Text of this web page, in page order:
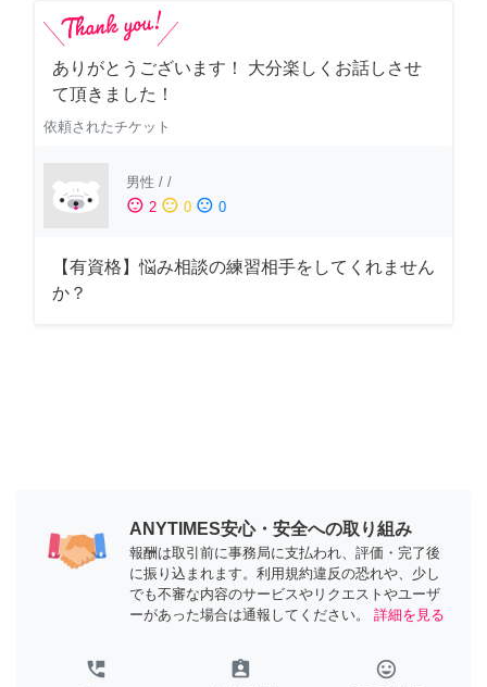
ありがとうございます！ 大分楽しくお話しさせ
て頂きました！
依頼されたチケット
男性 / /
sentiment_satisfied 2 sentiment_neutral 0 sentiment_dissatisfied 0
【有資格】悩み相談の練習相手をしてくれません
か？
ANYTIMES安心・安全への取り組み
報酬は取引前に事務局に支払われ、評価・完了後
に振り込まれます。利用規約違反の恐れや、少し
でも不審な内容のサービスやリクエストやユーザ
ーがあった場合は通報してください。
詳細を見る
perm_phone_msg assignment_ind tag_faces